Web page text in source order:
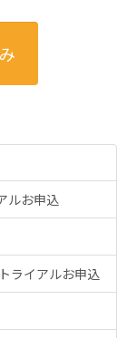
ルお申込
ライアルお申込